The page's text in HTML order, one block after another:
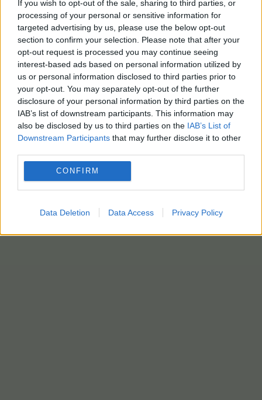
If you wish to opt-out of the sale, sharing to third parties, or
processing of your personal or sensitive information for
targeted advertising by us, please use the below opt-out
section to confirm your selection. Please note that after your
opt-out request is processed you may continue seeing
interest-based ads based on personal information utilized by
us or personal information disclosed to third parties prior to
your opt-out. You may separately opt-out of the further
disclosure of your personal information by third parties on the
IAB’s list of downstream participants. This information may
also be disclosed by us to third parties on the IAB’s List of
Downstream Participants that may further disclose it to other
CONFIRM
Data Deletion Data Access Privacy Policy
View this post on Instagram
A post shared by @tuskershelter
photo: pixabay